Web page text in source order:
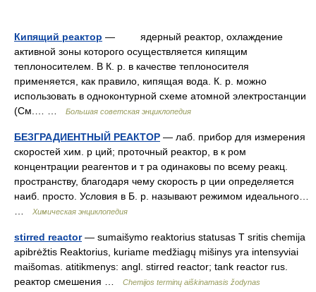
Кипящий реактор — ядерный реактор, охлаждение
активной зоны которого осуществляется кипящим
теплоносителем. В К. р. в качестве теплоносителя
применяется, как правило, кипящая вода. К. р. можно
использовать в одноконтурной схеме атомной электростанции
(См.… …
Большая советская энциклопедия
БЕЗГРАДИЕНТНЫЙ РЕАКТОР — лаб. прибор для измерения
скоростей хим. р ций; проточный реактор, в к ром
концентрации реагентов и т ра одинаковы по всему реакц.
пространству, благодаря чему скорость р ции определяется
наиб. просто. Условия в Б. р. называют режимом идеального…
Химическая энциклопедия
stirred reactor— sumaišymo reaktorius statusas T sritis chemija
apibrėžtis Reaktorius, kuriame medžiagų mišinys yra intensyviai
maišomas. atitikmenys: angl. stirred reactor; tank reactor rus.
реактор смешения …
Chemijos terminų aiškinamasis žodynas